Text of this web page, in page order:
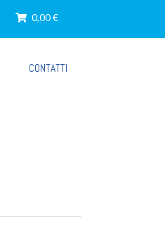
0,00 €
CONTATTI